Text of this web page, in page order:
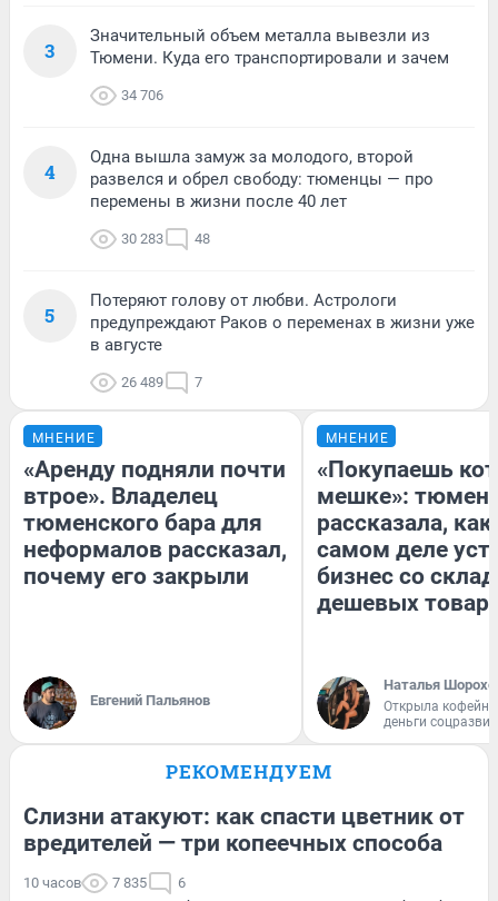
3
Значительный объем металла вывезли из
Тюмени. Куда его транспортировали и зачем
34 706
4
Одна вышла замуж за молодого, второй
развелся и обрел свободу: тюменцы — про
перемены в жизни после 40 лет
30 283 48
5
Потеряют голову от любви. Астрологи
предупреждают Раков о переменах в жизни уже
в августе
26 489 7
МНЕНИЕ
«Аренду подняли почти
втрое». Владелец
тюменского бара для
неформалов рассказал,
почему его закрыли
Евгений Пальянов
МНЕНИЕ
«Покупаешь
мешке»:
рассказала, как
самом деле
бизнес со
дешевых
Наталья
Открыла
деньги
РЕКОМЕНДУЕМ
Слизни атакуют: как спасти цветник от
вредителей — три копеечных способа
10 часов 7 835 6